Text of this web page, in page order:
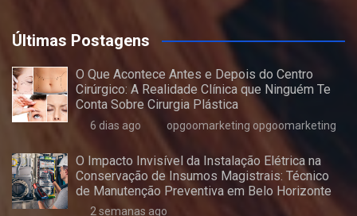
Últimas Postagens
O Que Acontece Antes e Depois do Centro
Cirúrgico: A Realidade Clínica que Ninguém Te
Conta Sobre Cirurgia Plástica
6 dias ago opgoomarketing opgoomarketing
O Impacto Invisível da Instalação Elétrica na
Conservação de Insumos Magistrais: Técnico
de Manutenção Preventiva em Belo Horizonte
2 semanas ago